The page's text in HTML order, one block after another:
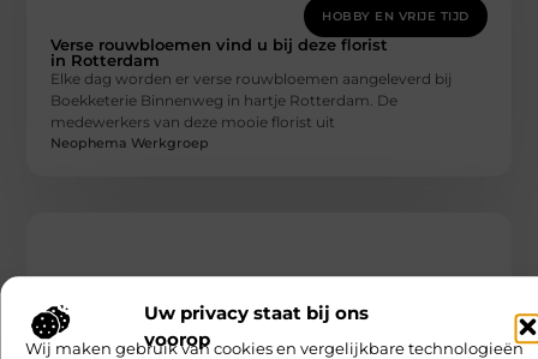
Uw privacy staat bij ons
voorop
Wij maken gebruik van cookies en vergelijkbare technologieën
HOBBY EN VRIJE TIJD
Verse rouwbloemen vind u bij deze florist
in Rotterdam
Elke dag worden er verse rouwbloemen aangeleverd bij
Boekketerie Binnenweg in hartje Rotterdam. De
medewerkers van deze mooie florist uit
Neophema Werkgroep